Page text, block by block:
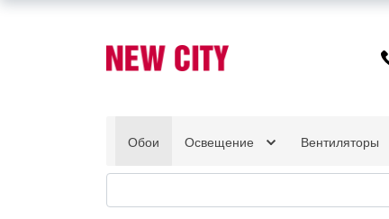
Обои Освещение Вентиляторы